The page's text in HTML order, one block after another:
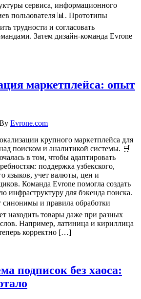
сервиса, информационного
пользователя 📊. Прототипы
трудности и согласовать
Затем дизайн-команда Evrone
маркетплейса: опыт
Evrone.com
крупного маркетплейса для
поиском и аналитикой системы. 🛒
в том, чтобы адаптировать
поддержка узбекского,
языков, учет валюты, цен и
Команда Evrone помогла создать
инфраструктуру для бэкенда поиска.
синонимы и правила обработки
находить товары даже при разных
Например, латиница и кириллица
корректно […]
подписок без хаоса: